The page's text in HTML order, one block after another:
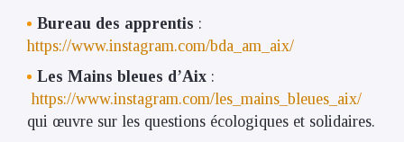
Bureau des apprentis :
https://www.instagram.com/bda_am_aix/
Les Mains bleues d’Aix :
https://www.instagram.com/les_mains_bleues_aix/
qui œuvre sur les questions écologiques et solidaires.